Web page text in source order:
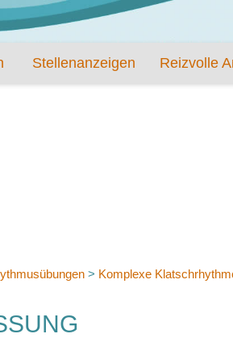
Stellenanzeigen Reizvolle
> Komplexe